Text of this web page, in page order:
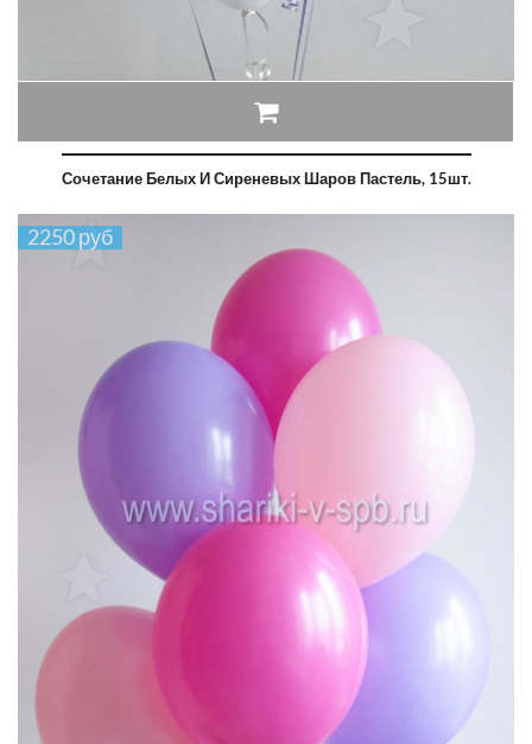
Сочетание Белых И Сиреневых Шаров Пастель, 15шт.
2250 руб